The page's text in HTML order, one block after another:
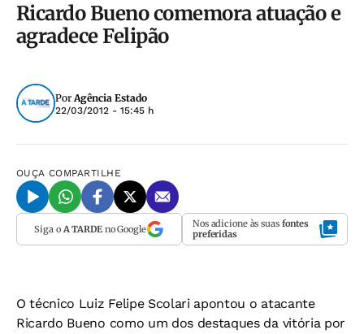
Ricardo Bueno comemora atuação e
agradece Felipão
PorAgência Estado
22/03/2012 - 15:45 h
OUÇA COMPARTILHE
Siga o A TARDEno Google Nos adicione às suas fontes
preferidas
O técnico Luiz Felipe Scolari apontou o atacante
Ricardo Bueno como um dos destaques da vitória por